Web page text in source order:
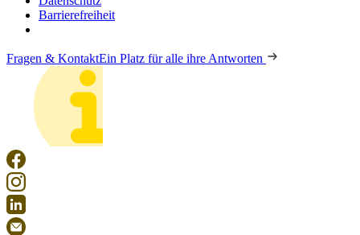
Barrierefreiheit
Fragen & KontaktEin Platz für alle ihre Antworten